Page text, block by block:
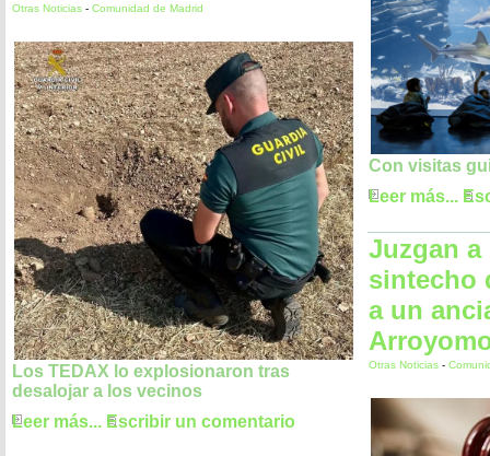
Otras Noticias - Comunidad de Madrid
Los TEDAX lo explosionaron tras
desalojar a los vecinos
Leer más... Escribir un comentario
Con visitas
Leer más...
Juzgan a
sintecho
a un
Otras Noticias -